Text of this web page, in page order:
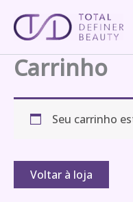
para
conteúdo
Carrinho
Seu carrinho
Voltar à loja